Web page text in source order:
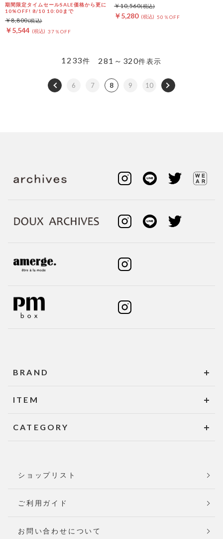
期間限定タイムセールSALE価格から更に
10%OFF! 8/10 10:00まで
￥5,544 37％OFF
￥8,800
￥5,280 50％OFF
￥10,560
281～320件表示
1233件
6 7 8 9 10
BRAND
ITEM
CATEGORY
ショップリスト
ご利用ガイド
お問い合わせについて